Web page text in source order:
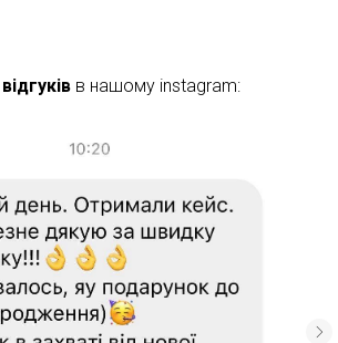
відгуків в нашому instagram: